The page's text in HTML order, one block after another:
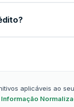
aplicáveis ao